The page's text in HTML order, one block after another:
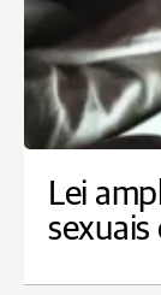
Lei
sexuais